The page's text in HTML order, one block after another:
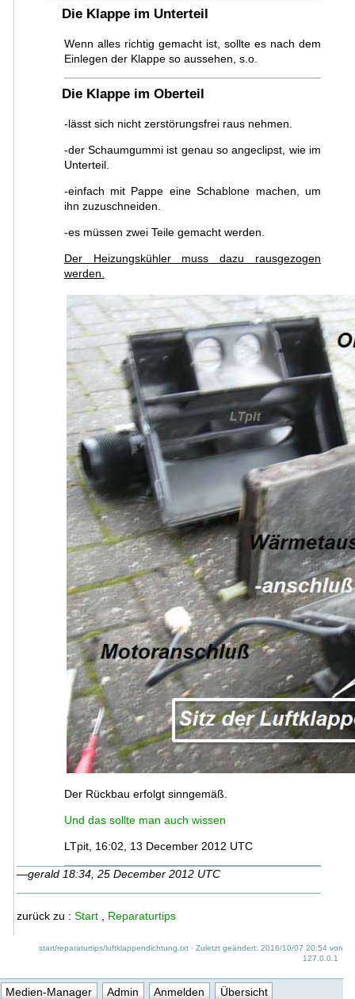
Die Klappe im Unterteil
Wenn alles richtig gemacht ist, sollte es nach dem
Einlegen der Klappe so aussehen, s.o.
Die Klappe im Oberteil
-lässt sich nicht zerstörungsfrei raus nehmen.
-der Schaumgummi ist genau so angeclipst, wie im
Unterteil.
-einfach mit Pappe eine Schablone machen, um
ihn zuzuschneiden.
-es müssen zwei Teile gemacht werden.
Der Heizungskühler muss dazu rausgezogen
werden.
Der Rückbau erfolgt sinngemäß.
Und das sollte man auch wissen
LTpit, 16:02, 13 December 2012 UTC
—gerald 18:34, 25 December 2012 UTC
zurück zu : Start, Reparaturtips
start/reparaturtips/luftklappendichtung.txt · Zuletzt geändert: 2016/10/07 20:54 von
127.0.0.1
Medien-Manager Admin Anmelden
Übersicht